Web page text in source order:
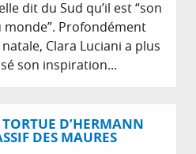
dit du Sud qu’il est “son
Profondément
Clara Luciani a plus
son inspiration...
D’HERMANN
DES MAURES